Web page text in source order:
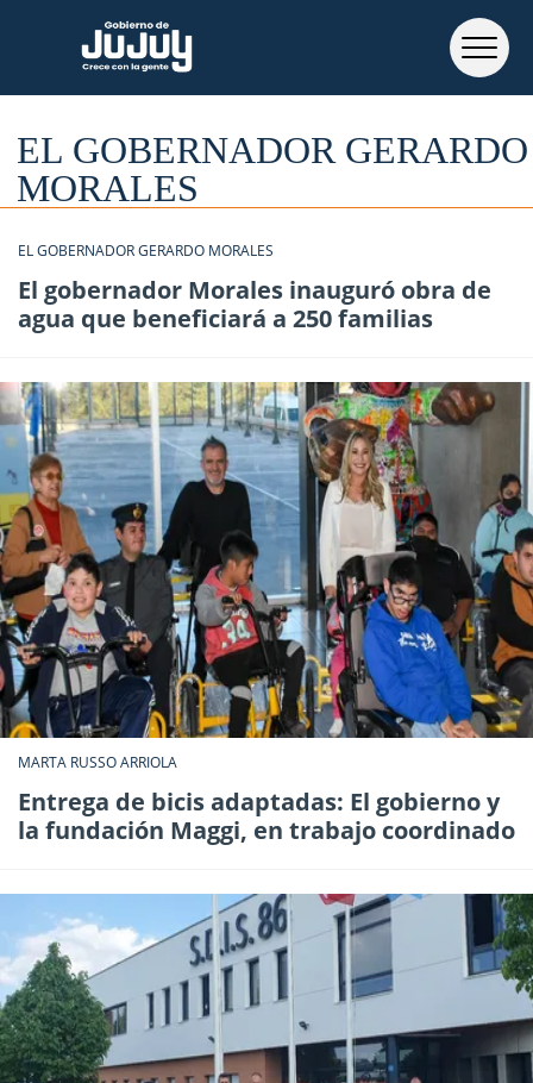
EL GOBERNADOR GERARDO
MORALES
EL GOBERNADOR GERARDO MORALES
El gobernador Morales inauguró obra de
agua que beneficiará a 250 familias
MARTA RUSSO ARRIOLA
Entrega de bicis adaptadas: El gobierno y
la fundación Maggi, en trabajo coordinado